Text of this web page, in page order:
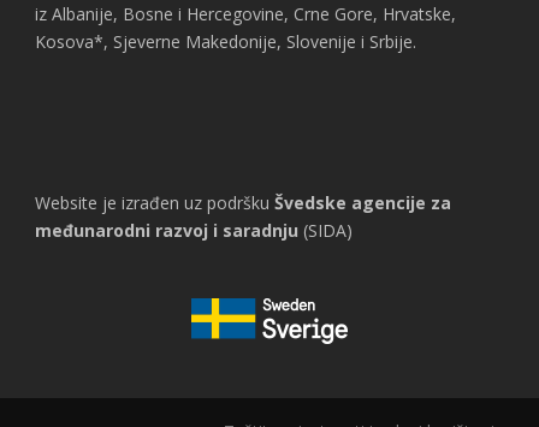
iz Albanije, Bosne i Hercegovine, Crne Gore, Hrvatske,
Kosova*, Sjeverne Makedonije, Slovenije i Srbije.
Website je izrađen uz podršku Švedske agencije za
međunarodni razvoj i saradnju (SIDA)